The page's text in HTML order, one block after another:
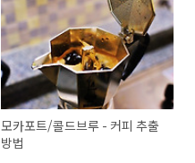
모카포트/콜드브루 - 커피 추출
방법